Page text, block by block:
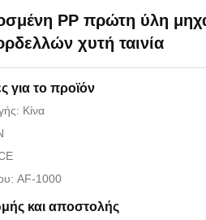
PP πρώτη ύλη
χυτή ταινία
για το προϊόν
Κίνα
AF-1000
και αποστολής